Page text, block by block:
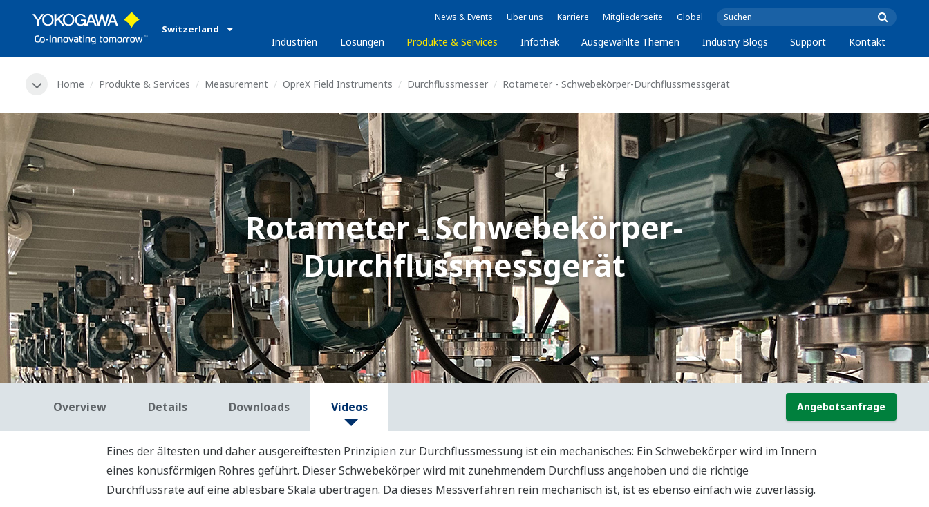
Switzerland
News & Events Über uns Karriere Mitgliederseite Global
Industrien Lösungen Produkte & Services Infothek Ausgewählte Themen Industry Blogs Support Kontakt
Home Produkte & Services Measurement OpreX Field Instruments Durchflussmesser Rotameter - Schwebekörper-Durchflussmessgerät
Rotameter - Schwebekörper-
Durchflussmessgerät
Overview Details Downloads Videos Angebotsanfrage
Eines der ältesten und daher ausgereiftesten Prinzipien zur Durchflussmessung ist ein mechanisches: Ein Schwebekörper wird im Innern
eines konusförmigen Rohres geführt. Dieser Schwebekörper wird mit zunehmendem Durchfluss angehoben und die richtige
Durchflussrate auf eine ablesbare Skala übertragen. Da dieses Messverfahren rein mechanisch ist, ist es ebenso einfach wie zuverlässig.